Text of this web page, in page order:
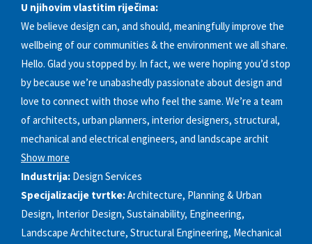
U njihovim vlastitim riječima:
We believe design can, and should, meaningfully improve the
wellbeing of our communities & the environment we all share.
Hello. Glad you stopped by. In fact, we were hoping you’d stop
by because we’re unabashedly passionate about design and
love to connect with those who feel the same. We’re a team
of architects, urban planners, interior designers, structural,
mechanical and electrical engineers, and landscape archit
Show more
Industrija: Design Services
Specijalizacije tvrtke:Architecture, Planning & Urban
Design, Interior Design, Sustainability, Engineering,
Landscape Architecture, Structural Engineering, Mechanical